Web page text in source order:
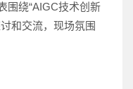
围绕“AIGC技术创新
和交流，现场氛围